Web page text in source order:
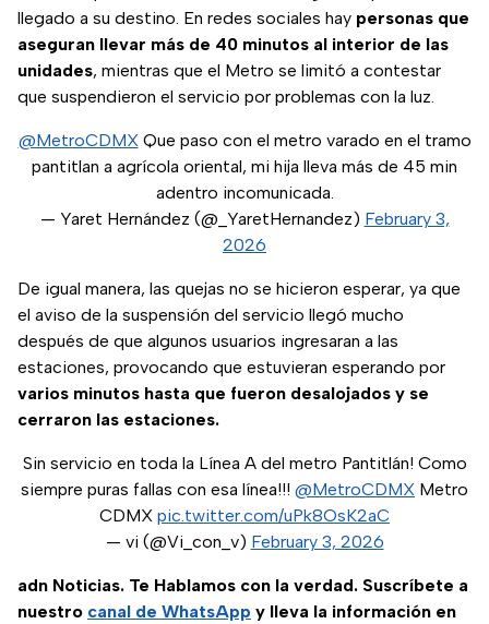
llegado a su destino. En redes sociales hay personas que
aseguran llevar más de 40 minutos al interior de las
unidades, mientras que el Metro se limitó a contestar
que suspendieron el servicio por problemas con la luz.
@MetroCDMXQue paso con el metro varado en el tramo
pantitlan a agrícola oriental, mi hija lleva más de 45 min
adentro incomunicada.
— Yaret Hernández (@_YaretHernandez) February 3,
2026
De igual manera, las quejas no se hicieron esperar, ya que
el aviso de la suspensión del servicio llegó mucho
después de que algunos usuarios ingresaran a las
estaciones, provocando que estuvieran esperando por
varios minutos hasta que fueron desalojados y se
cerraron las estaciones.
Sin servicio en toda la Línea A del metro Pantitlán! Como
siempre puras fallas con esa línea!!! @MetroCDMX Metro
CDMX pic.twitter.com/uPk8OsK2aC
— vi (@Vi_con_v) February 3, 2026
adn Noticias. Te Hablamos con la verdad. Suscríbete a
nuestro canal de WhatsApp y lleva la información en